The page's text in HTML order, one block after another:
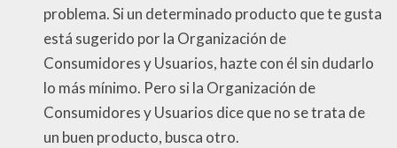
problema. Si un determinado producto que te gusta
está sugerido por la Organización de
Consumidores y Usuarios, hazte con él sin dudarlo
lo más mínimo. Pero si la Organización de
Consumidores y Usuarios dice que no se trata de
un buen producto, busca otro.